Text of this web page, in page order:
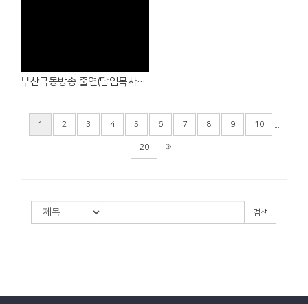
부산극동방송 출연(담임목사&사모)
1 2 3 4 5 6 7 8 9 10
20
검색